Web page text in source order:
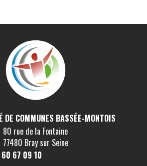
DE COMMUNES BASSÉE-MONTOIS
80 rue de la Fontaine
77480 Bray sur Seine
60 67 09 10